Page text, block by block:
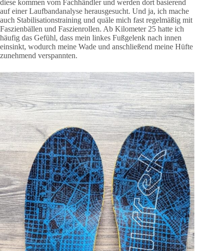
diese kommen vom Fachhändler und werden dort basierend
auf einer Laufbandanalyse herausgesucht. Und ja, ich mache
auch Stabilisationstraining und quäle mich fast regelmäßig mit
Faszienbällen und Faszienrollen. Ab Kilometer 25 hatte ich
häufig das Gefühl, dass mein linkes Fußgelenk nach innen
einsinkt, wodurch meine Wade und anschließend meine Hüfte
zunehmend verspannten.